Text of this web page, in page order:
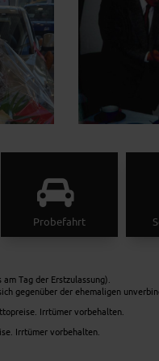
Probefahrt
Tag der Erstzulassung).
gegenüber der ehemaligen
Irrtümer vorbehalten.
Irrtümer vorbehalten.